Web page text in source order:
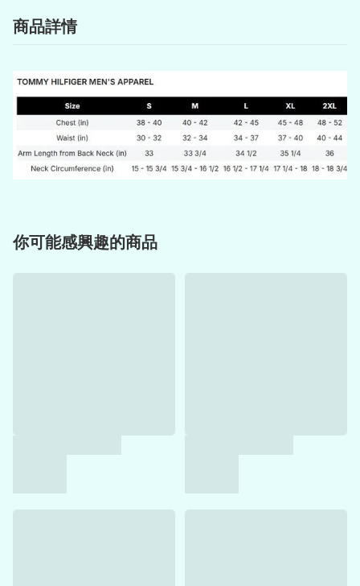
商品詳情
你可能感興趣的商品